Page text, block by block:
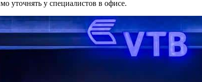
уточнять у специалистов в офисе.